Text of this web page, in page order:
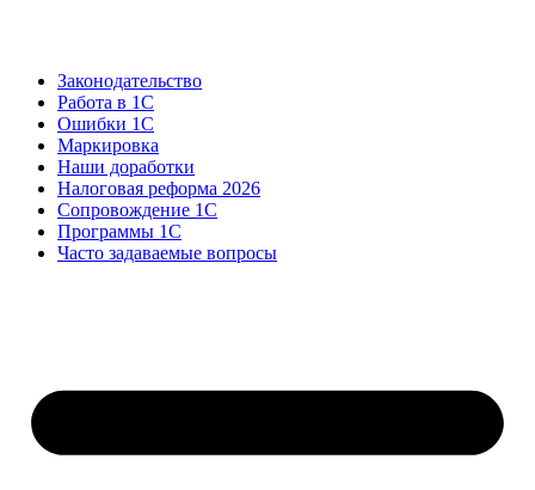
Законодательство
Работа в 1С
Ошибки 1С
Маркировка
Наши доработки
Налоговая реформа 2026
Сопровождение 1С
Программы 1С
Часто задаваемые вопросы